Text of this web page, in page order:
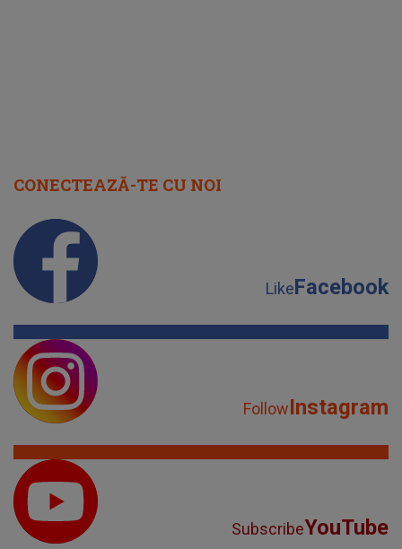
CONECTEAZĂ-TE CU NOI
LikeFacebook
FollowInstagram
SubscribeYouTube